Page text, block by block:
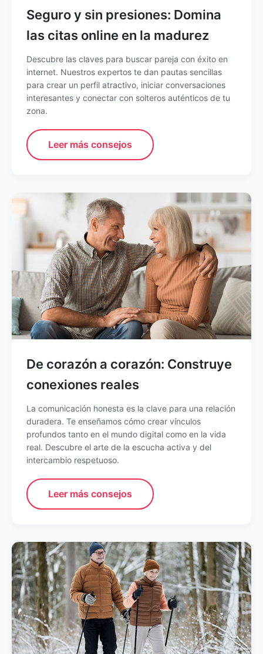
Seguro y sin presiones: Domina
las citas online en la madurez
Descubre las claves para buscar pareja con éxito en
internet. Nuestros expertos te dan pautas sencillas
para crear un perfil atractivo, iniciar conversaciones
interesantes y conectar con solteros auténticos de tu
zona.
Leer más consejos
De corazón a corazón: Construye
conexiones reales
La comunicación honesta es la clave para una relación
duradera. Te enseñamos cómo crear vínculos
profundos tanto en el mundo digital como en la vida
real. Descubre el arte de la escucha activa y del
intercambio respetuoso.
Leer más consejos